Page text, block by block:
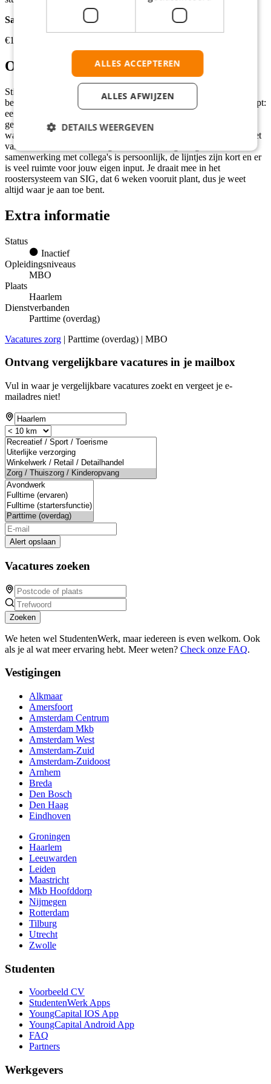
Salarisomschrijving
€14,64 - €18,15 per uur
Over de werkgever
Stichting SIG biedt kleinschalige zorg aan mensen met een
beperking/moeilijkheid. Ze werken met het 'warme gangen'-concept:
een woonvorm waar de voordeur uitkomt op een
gemeenschappelijke gang. Hierdoor ontstaat een huiselijke sfeer,
waarin bewoners zich gezien voelen. Op beide locaties werk je met
vaste bewoners in een veilige en stabiele omgeving. De
samenwerking met collega's is persoonlijk, de lijntjes zijn kort en er
is veel ruimte voor jouw eigen input. Je draait mee in het
roostersysteem van SIG, dat 6 weken vooruit plant, dus je weet
altijd waar je aan toe bent.
Extra informatie
Status
Inactief
Opleidingsniveaus
MBO
Plaats
Haarlem
Dienstverbanden
Parttime (overdag)
Vacatures zorg | Parttime (overdag) | MBO
Ontvang vergelijkbare vacatures in je mailbox
Vul in waar je vergelijkbare vacatures zoekt en vergeet je e-
mailadres niet!
Alert opslaan
Vacatures zoeken
Zoeken
We heten wel StudentenWerk, maar iedereen is even welkom. Ook
als je al wat meer ervaring hebt. Meer weten? Check onze FAQ.
Vestigingen
Alkmaar
Amersfoort
Amsterdam Centrum
Amsterdam Mkb
Amsterdam West
Amsterdam-Zuid
Amsterdam-Zuidoost
Arnhem
Breda
Den Bosch
Den Haag
Eindhoven
Groningen
Haarlem
Leeuwarden
Leiden
Maastricht
Mkb Hoofddorp
Nijmegen
Rotterdam
Tilburg
Utrecht
Zwolle
Studenten
Voorbeeld CV
StudentenWerk Apps
YoungCapital IOS App
YoungCapital Android App
FAQ
Partners
Werkgevers
ALLES ACCEPTEREN
ALLES AFWIJZEN
DETAILS WEERGEVEN